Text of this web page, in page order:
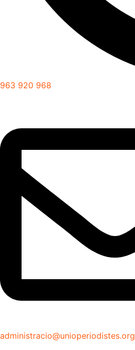
963 920 968
administracio@unioperiodistes.org